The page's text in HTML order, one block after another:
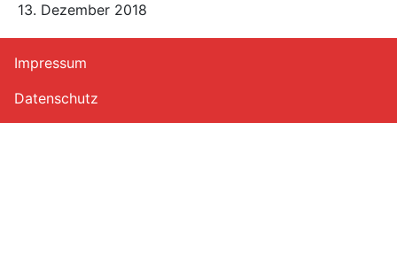
13. Dezember 2018
Impressum
Datenschutz